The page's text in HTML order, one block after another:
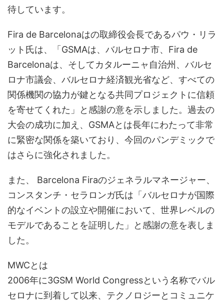
待しています。
Fira de Barcelonaはの取締役会長であるパウ・リラ
ット氏は、「GSMAは、バルセロナ市、Fira de
Barcelonaは、そしてカタルーニャ自治州、バルセ
ロナ市議会、バルセロナ経済観光省など、すべての
関係機関の協力が鍵となる共同プロジェクトに信頼
を寄せてくれた」と感謝の意を示しました。過去の
大会の成功に加え、GSMAとは長年にわたって非常
に緊密な関係を築いており、今回のパンデミックで
はさらに強化されました。
また、 Barcelona Firaのジェネラルマネージャー、
コンスタンチ・セラロンガ氏は「バルセロナが国際
的なイベントの設立や開催において、世界レベルの
モデルであることを証明した」と感謝の意を表しま
した。
MWCとは
2006年に3GSM World Congressという名称でバル
セロナに到着して以来、テクノロジーとコミュニケ